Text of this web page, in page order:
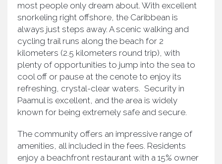
most people only dream about. With excellent
snorkeling right offshore, the Caribbean is
always just steps away. A scenic walking and
cycling trail runs along the beach for 2
kilometers (2.5 kilometers round trip), with
plenty of opportunities to jump into the sea to
cool off or pause at the cenote to enjoy its
refreshing, crystal-clear waters. Security in
Paamul is excellent, and the area is widely
known for being extremely safe and secure.
The community offers an impressive range of
amenities, all included in the fees. Residents
enjoy a beachfront restaurant with a 15% owner